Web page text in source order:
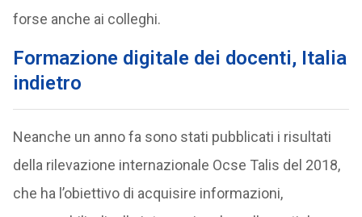
forse anche ai colleghi.
Formazione digitale dei docenti, Italia
indietro
Neanche un anno fa sono stati pubblicati i risultati
della rilevazione internazionale Ocse Talis del 2018,
che ha l’obiettivo di acquisire informazioni,